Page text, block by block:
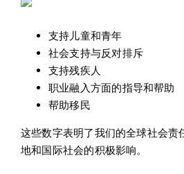
支持儿童和青年
社会支持与反对排斥
支持残疾人
职业融入方面的指导和帮助
帮助移民
这些数字表明了我们的全球社会责
地和国际社会的积极影响。